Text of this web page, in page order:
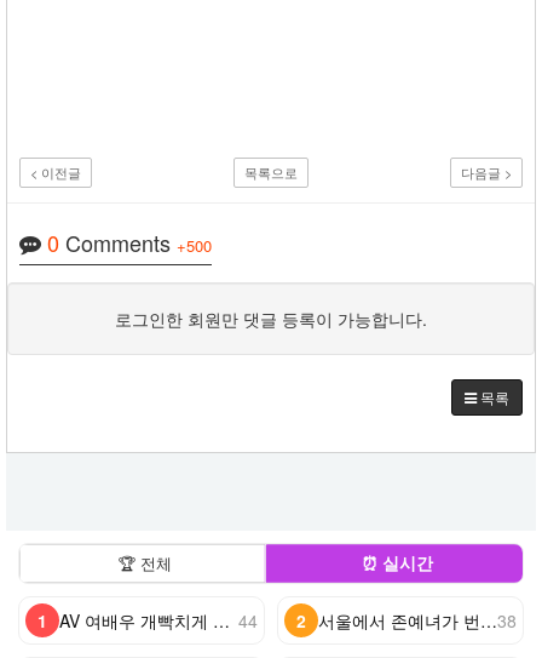
< 이전글 목록으로 다음글 >
0 Comments +500
로그인한 회원만 댓글 등록이 가능합니다.
목록
🏆 전체 ⏰ 실시간
1 AV 여배우 개빡치게 하는 법 44 2 서울에서 존예녀가 번호딸때 남자 반응38